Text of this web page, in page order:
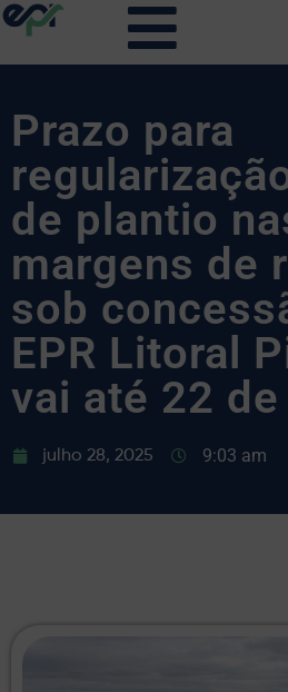
Prazo para
de plantio
margens de
sob
EPR Litoral
vai até 22
julho 28, 2025 9:03 am